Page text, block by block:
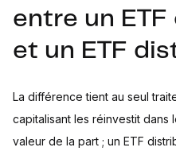
entre un
et un ETF
La différence tient au seul
capitalisant les réinvestit dans
valeur de la part ; un ETF